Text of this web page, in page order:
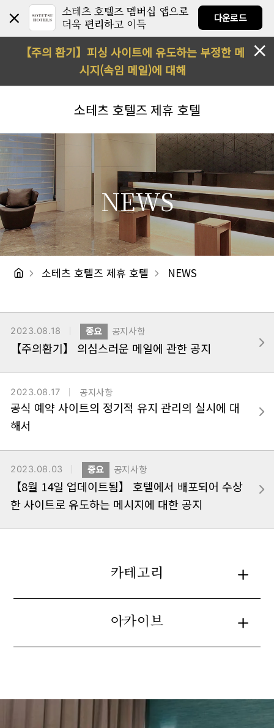
소테츠 호텔즈 멤버십 앱으로
더욱 편리하고 이득
다운로드
【주의 환기】피싱 사이트에 유도하는 부정한 메
시지(속임 메일)에 대해
소테츠 호텔즈 제휴 호텔
NEWS
소테츠 호텔즈 제휴 호텔 NEWS
2023.08.18 중요 공지사항
【주의환기】 의심스러운 메일에 관한 공지
2023.08.17 공지사항
공식 예약 사이트의 정기적 유지 관리의 실시에 대
해서
2023.08.03 중요 공지사항
【8월 14일 업데이트됨】 호텔에서 배포되어 수상
한 사이트로 유도하는 메시지에 대한 공지
카테고리
아카이브